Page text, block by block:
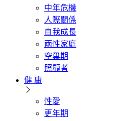
中年危機
人際關係
自我成長
兩性家庭
空巢期
照顧者
健 康
性愛
更年期